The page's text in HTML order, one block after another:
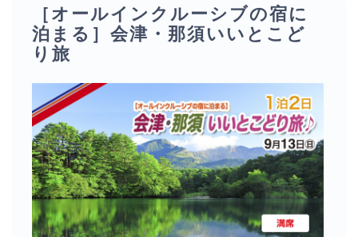
［オールインクルーシブの宿に
泊まる］会津・那須いいとこど
り旅